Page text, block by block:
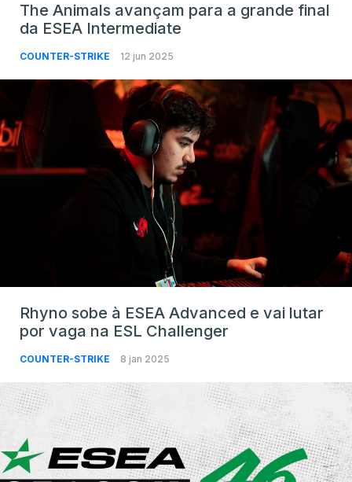
The Animals avançam para a grande final
da ESEA Intermediate
COUNTER-STRIKE 12 jun 2025
Rhyno sobe à ESEA Advanced e vai lutar
por vaga na ESL Challenger
COUNTER-STRIKE 8 jan 2025